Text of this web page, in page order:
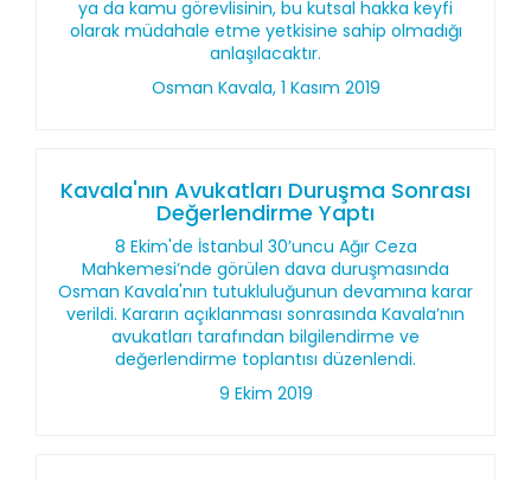
ya da kamu görevlisinin, bu kutsal hakka keyfi
olarak müdahale etme yetkisine sahip olmadığı
anlaşılacaktır.
Osman Kavala, 1 Kasım 2019
Kavala'nın Avukatları Duruşma Sonrası
Değerlendirme Yaptı
8 Ekim'de İstanbul 30’uncu Ağır Ceza
Mahkemesi’nde görülen dava duruşmasında
Osman Kavala'nın tutukluluğunun devamına karar
verildi. Kararın açıklanması sonrasında Kavala’nın
avukatları tarafından bilgilendirme ve
değerlendirme toplantısı düzenlendi.
9 Ekim 2019